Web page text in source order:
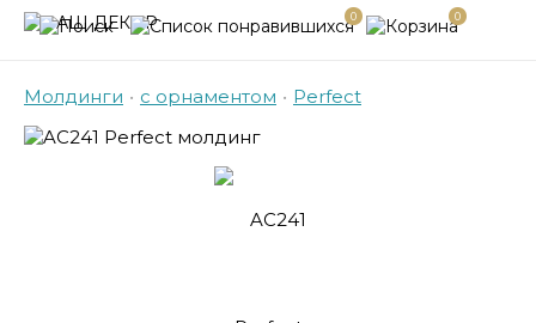
0 0
Молдинги • с орнаментом • Perfect